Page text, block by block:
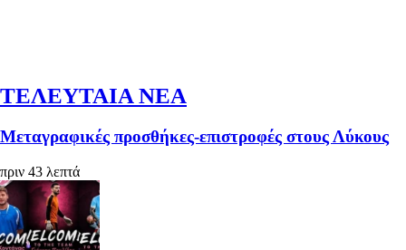
ΤΕΛΕΥΤΑΙΑ ΝΕΑ
Μεταγραφικές προσθήκες-επιστροφές στους Λύκους
πριν 43 λεπτά